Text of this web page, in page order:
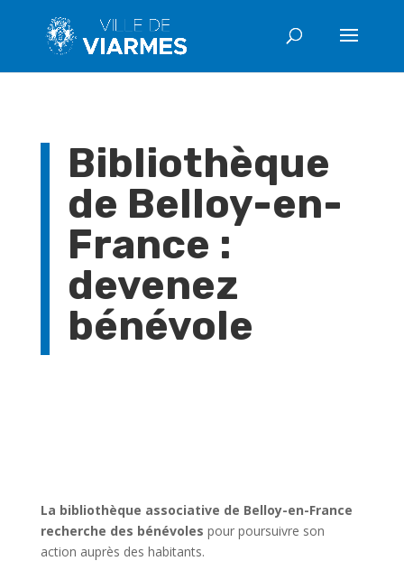
Bibliothèque
de Belloy-en-
France :
devenez
bénévole
La bibliothèque associative de Belloy-en-France
recherche des bénévoles pour poursuivre son
action auprès des habitants.